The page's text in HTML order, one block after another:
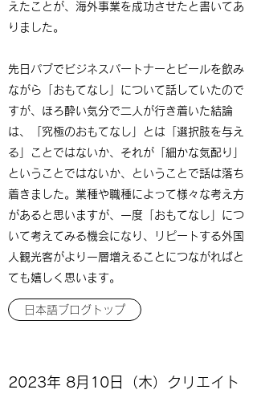
えたことが、海外事業を成功させたと書いてあ
りました。
先日パブでビジネスパートナーとビールを飲み
ながら「おもてなし」について話していたので
すが、ほろ酔い気分で二人が行き着いた結論
は、「究極のおもてなし」とは「選択肢を与え
る」ことではないか、それが「細かな気配り」
ということではないか、ということで話は落ち
着きました。業種や職種によって様々な考え方
があると思いますが、一度「おもてなし」につ
いて考えてみる機会になり、リピートする外国
人観光客がより一層増えることにつながればと
ても嬉しく思います。
日本語ブログトップ
2023年 8月10日（木）クリエイト